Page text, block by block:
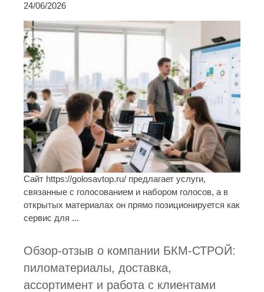
24/06/2026
Сайт https://golosavtop.ru/ предлагает услуги,
связанные с голосованием и набором голосов, а в
открытых материалах он прямо позиционируется как
сервис для ...
Обзор-отзыв о компании БКМ-СТРОЙ:
пиломатериалы, доставка,
ассортимент и работа с клиентами